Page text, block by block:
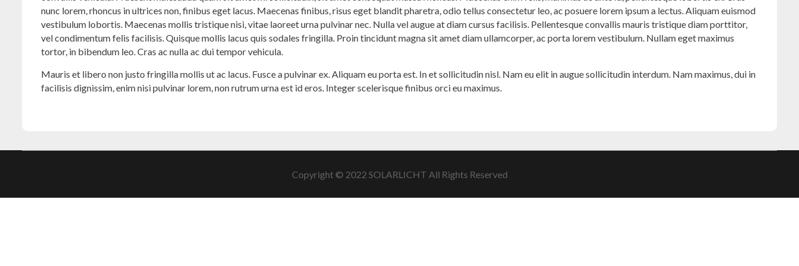
nunc lorem, rhoncus in ultrices non, finibus eget lacus. Maecenas finibus, risus eget blandit pharetra, odio tellus consectetur leo, ac posuere lorem ipsum a lectus. Aliquam euismod
vestibulum lobortis. Maecenas mollis tristique nisi, vitae laoreet urna pulvinar nec. Nulla vel augue at diam cursus facilisis. Pellentesque convallis mauris tristique diam porttitor,
vel condimentum felis facilisis. Quisque mollis lacus quis sodales fringilla. Proin tincidunt magna sit amet diam ullamcorper, ac porta lorem vestibulum. Nullam eget maximus
tortor, in bibendum leo. Cras ac nulla ac dui tempor vehicula.
Mauris et libero non justo fringilla mollis ut ac lacus. Fusce a pulvinar ex. Aliquam eu porta est. In et sollicitudin nisl. Nam eu elit in augue sollicitudin interdum. Nam maximus, dui in
facilisis dignissim, enim nisi pulvinar lorem, non rutrum urna est id eros. Integer scelerisque finibus orci eu maximus.
Copyright © 2022 SOLARLICHT All Rights Reserved